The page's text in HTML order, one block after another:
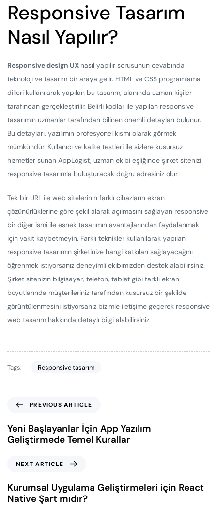
Responsive Tasarım
Nasıl Yapılır?
Responsive design UX nasıl yapılır sorusunun cevabında
teknoloji ve tasarım bir araya gelir. HTML ve CSS programlama
dilleri kullanılarak yapılan bu tasarım, alanında uzman kişiler
tarafından gerçekleştirilir. Belirli kodlar ile yapılan responsive
tasarımın uzmanlar tarafından bilinen önemli detayları bulunur.
Bu detayları, yazılımın profesyonel kısmı olarak görmek
mümkündür. Kullanıcı ve kalite testleri ile sizlere kusursuz
hizmetler sunan AppLogist, uzman ekibi eşliğinde şirket sitenizi
responsive tasarımla buluşturacak doğru adresiniz olur.
Tek bir URL ile web sitelerinin farklı cihazların ekran
çözünürlüklerine göre şekil alarak açılmasını sağlayan responsive
bir diğer ismi ile esnek tasarımın avantajlarından faydalanmak
için vakit kaybetmeyin. Farklı teknikler kullanılarak yapılan
responsive tasarımın şirketinize hangi katkıları sağlayacağını
öğrenmek istiyorsanız deneyimli ekibimizden destek alabilirsiniz.
Şirket sitenizin bilgisayar, telefon, tablet gibi farklı ekran
boyutlarında müşterileriniz tarafından kusursuz bir şekilde
görüntülenmesini istiyorsanız bizimle iletişime geçerek responsive
web tasarım hakkında detaylı bilgi alabilirsiniz.
Tags: Responsive tasarım
PREVIOUS ARTICLE
Yeni Başlayanlar İçin App Yazılım
Geliştirmede Temel Kurallar
NEXT ARTICLE
Kurumsal Uygulama Geliştirmeleri için React
Native Şart mıdır?